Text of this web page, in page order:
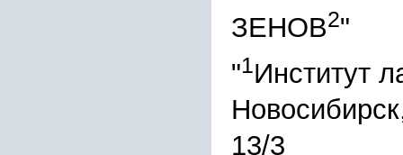
ЗЕНОВ2"
"1Институт
13/3